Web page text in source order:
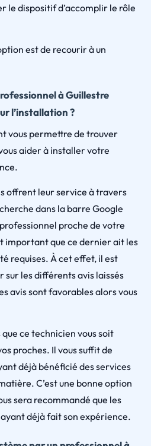
le dispositif d’accomplir le rôle
est de recourir à un
à Guillestre
l’installation ?
vous permettre de trouver
aider à installer votre
offrent leur service à travers
dans la barre Google
proche de votre
important que ce dernier ait les
requises. À cet effet, il est
sur les différents avis laissés
avis sont favorables alors vous
que ce technicien vous soit
proches. Il vous suffit de
déjà bénéficié des services
C’est une bonne option
sera recommandé que les
déjà fait son expérience.